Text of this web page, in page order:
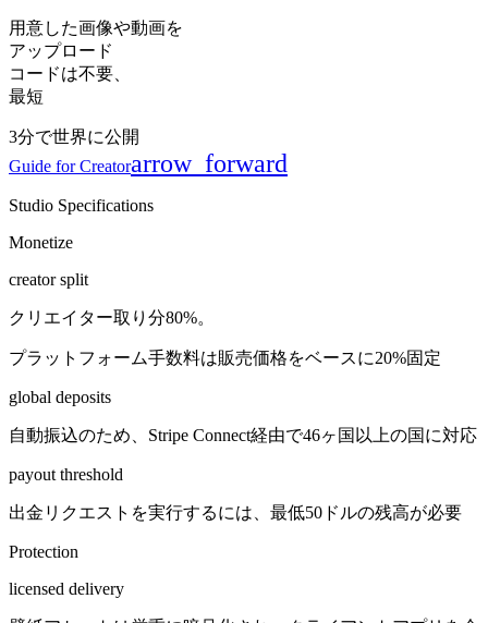
用意した画像や動画を
アップロード
コードは不要、
最短
3分で世界に公開
Guide for Creatorarrow_forward
Studio Specifications
Monetize
creator split
クリエイター取り分80%。
プラットフォーム手数料は販売価格をベースに20%固定
global deposits
自動振込のため、Stripe Connect経由で46ヶ国以上の国に対応
payout threshold
出金リクエストを実行するには、最低50ドルの残高が必要
Protection
licensed delivery